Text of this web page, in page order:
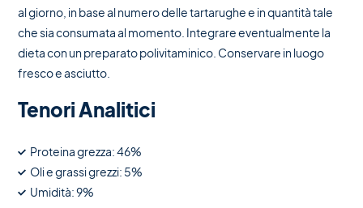
al giorno, in base al numero delle tartarughe e in quantità tale
che sia consumata al momento. Integrare eventualmente la
dieta con un preparato polivitaminico. Conservare in luogo
fresco e asciutto.
Tenori Analitici
Proteina grezza: 46%
Oli e grassi grezzi: 5%
Umidità: 9%